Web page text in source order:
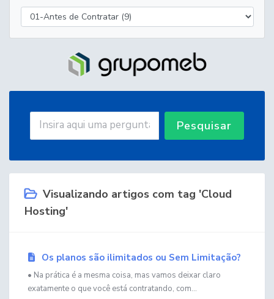
Pesquisar
Visualizando artigos com tag 'Cloud
Hosting'
Os planos são ilimitados ou Sem Limitação?
• Na prática é a mesma coisa, mas vamos deixar claro
exatamente o que você está contratando, com...